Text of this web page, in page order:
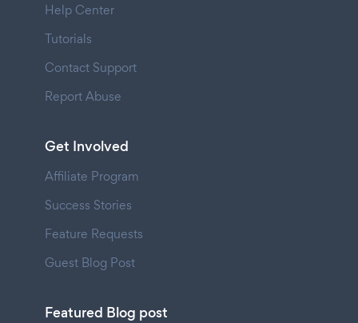
Help Center
Tutorials
Contact Support
Report Abuse
Get Involved
Affiliate Program
Success Stories
Feature Requests
Guest Blog Post
Featured Blog post